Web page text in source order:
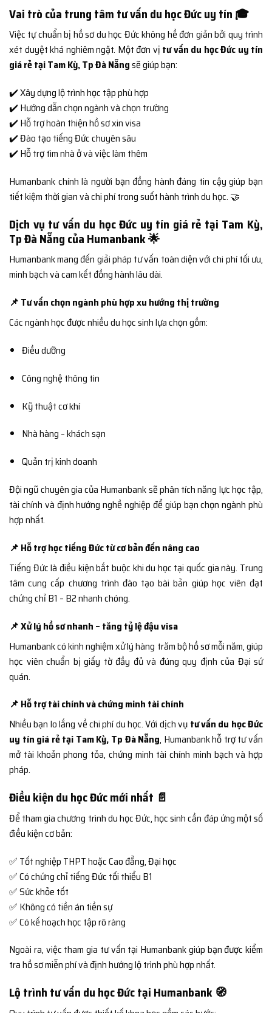
Vai trò của trung tâm tư vấn du học Đức uy tín 🎓
Việc tự chuẩn bị hồ sơ du học Đức không hề đơn giản bởi quy trình
xét duyệt khá nghiêm ngặt. Một đơn vị tư vấn du học Đức uy tín
giá rẻ tại Tam Kỳ, Tp Đà Nẵngsẽ giúp bạn:
✔️ Xây dựng lộ trình học tập phù hợp
✔️ Hướng dẫn chọn ngành và chọn trường
✔️ Hỗ trợ hoàn thiện hồ sơ xin visa
✔️ Đào tạo tiếng Đức chuyên sâu
✔️ Hỗ trợ tìm nhà ở và việc làm thêm
Humanbank chính là người bạn đồng hành đáng tin cậy giúp bạn
tiết kiệm thời gian và chi phí trong suốt hành trình du học. 🤝
Dịch vụ tư vấn du học Đức uy tín giá rẻ tại Tam Kỳ,
Tp Đà Nẵng của Humanbank 🌟
Humanbank mang đến giải pháp tư vấn toàn diện với chi phí tối ưu,
minh bạch và cam kết đồng hành lâu dài.
📌 Tư vấn chọn ngành phù hợp xu hướng thị trường
Các ngành học được nhiều du học sinh lựa chọn gồm:
Điều dưỡng
Công nghệ thông tin
Kỹ thuật cơ khí
Nhà hàng – khách sạn
Quản trị kinh doanh
Đội ngũ chuyên gia của Humanbank sẽ phân tích năng lực học tập,
tài chính và định hướng nghề nghiệp để giúp bạn chọn ngành phù
hợp nhất.
📌 Hỗ trợ học tiếng Đức từ cơ bản đến nâng cao
Tiếng Đức là điều kiện bắt buộc khi du học tại quốc gia này. Trung
tâm cung cấp chương trình đào tạo bài bản giúp học viên đạt
chứng chỉ B1 – B2 nhanh chóng.
📌 Xử lý hồ sơ nhanh – tăng tỷ lệ đậu visa
Humanbank có kinh nghiệm xử lý hàng trăm bộ hồ sơ mỗi năm, giúp
học viên chuẩn bị giấy tờ đầy đủ và đúng quy định của Đại sứ
quán.
📌 Hỗ trợ tài chính và chứng minh tài chính
Nhiều bạn lo lắng về chi phí du học. Với dịch vụ tư vấn du học Đức
uy tín giá rẻ tại Tam Kỳ, Tp Đà Nẵng, Humanbank hỗ trợ tư vấn
mở tài khoản phong tỏa, chứng minh tài chính minh bạch và hợp
pháp.
Điều kiện du học Đức mới nhất 📄
Để tham gia chương trình du học Đức, học sinh cần đáp ứng một số
điều kiện cơ bản:
✅ Tốt nghiệp THPT hoặc Cao đẳng, Đại học
✅ Có chứng chỉ tiếng Đức tối thiểu B1
✅ Sức khỏe tốt
✅ Không có tiền án tiền sự
✅ Có kế hoạch học tập rõ ràng
Ngoài ra, việc tham gia tư vấn tại Humanbank giúp bạn được kiểm
tra hồ sơ miễn phí và định hướng lộ trình phù hợp nhất.
Lộ trình tư vấn du học Đức tại Humanbank 🧭